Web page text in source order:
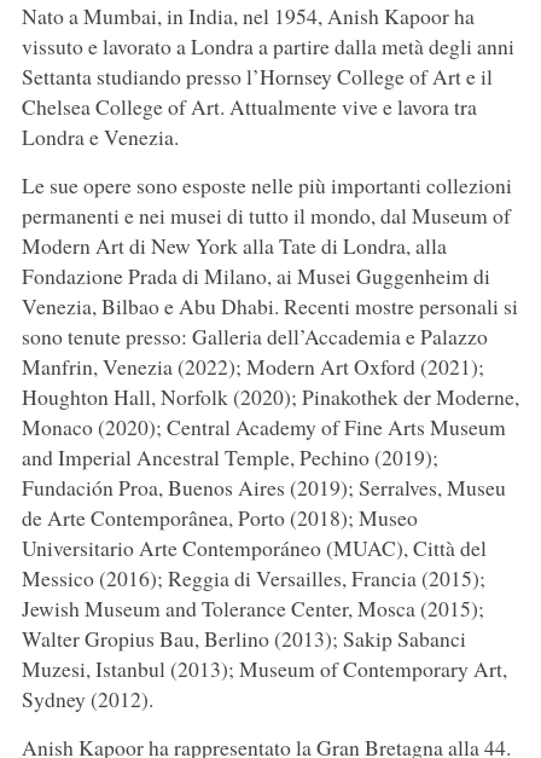
Nato a Mumbai, in India, nel 1954, Anish Kapoor ha
vissuto e lavorato a Londra a partire dalla metà degli anni
Settanta studiando presso l’Hornsey College of Art e il
Chelsea College of Art. Attualmente vive e lavora tra
Londra e Venezia.
Le sue opere sono esposte nelle più importanti collezioni
permanenti e nei musei di tutto il mondo, dal Museum of
Modern Art di New York alla Tate di Londra, alla
Fondazione Prada di Milano, ai Musei Guggenheim di
Venezia, Bilbao e Abu Dhabi. Recenti mostre personali si
sono tenute presso: Galleria dell’Accademia e Palazzo
Manfrin, Venezia (2022); Modern Art Oxford (2021);
Houghton Hall, Norfolk (2020); Pinakothek der Moderne,
Monaco (2020); Central Academy of Fine Arts Museum
and Imperial Ancestral Temple, Pechino (2019);
Fundación Proa, Buenos Aires (2019); Serralves, Museu
de Arte Contemporânea, Porto (2018); Museo
Universitario Arte Contemporáneo (MUAC), Città del
Messico (2016); Reggia di Versailles, Francia (2015);
Jewish Museum and Tolerance Center, Mosca (2015);
Walter Gropius Bau, Berlino (2013); Sakip Sabanci
Muzesi, Istanbul (2013); Museum of Contemporary Art,
Sydney (2012).
Anish Kapoor ha rappresentato la Gran Bretagna alla 44.